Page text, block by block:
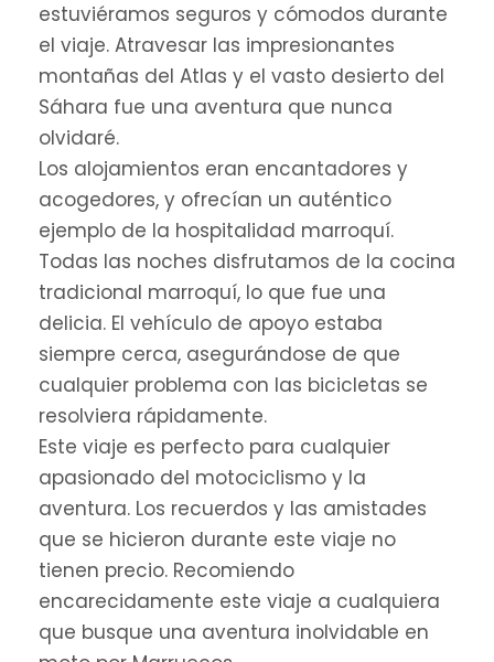
estuviéramos seguros y cómodos durante
el viaje. Atravesar las impresionantes
montañas del Atlas y el vasto desierto del
Sáhara fue una aventura que nunca
olvidaré.
Los alojamientos eran encantadores y
acogedores, y ofrecían un auténtico
ejemplo de la hospitalidad marroquí.
Todas las noches disfrutamos de la cocina
tradicional marroquí, lo que fue una
delicia. El vehículo de apoyo estaba
siempre cerca, asegurándose de que
cualquier problema con las bicicletas se
resolviera rápidamente.
Este viaje es perfecto para cualquier
apasionado del motociclismo y la
aventura. Los recuerdos y las amistades
que se hicieron durante este viaje no
tienen precio. Recomiendo
encarecidamente este viaje a cualquiera
que busque una aventura inolvidable en